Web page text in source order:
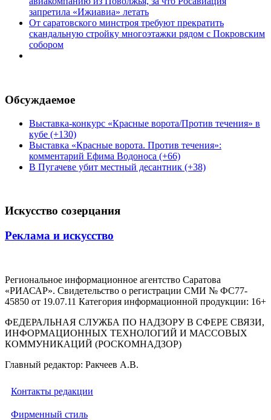
запретила «Ижиавиа» летать
От саратовского минстроя требуют прекратить
скандальную стройку многоэтажки рядом с Покровским
собором
Обсуждаемое
Выставка-конкурс «Красные ворота/Против течения» в
кубе (+130)
Выставка «Красные ворота. Против течения»:
комментарий Ефима Водоноса (+66)
В Пугачеве убит местный десантник (+38)
Искусство созерцания
Реклама и искусство
Региональное информационное агентство Саратова
«РИАСАР». Свидетельство о регистрации СМИ № ФС77-
45850 от 19.07.11 Категория информационной продукции: 16+
ФЕДЕРАЛЬНАЯ СЛУЖБА ПО НАДЗОРУ В СФЕРЕ СВЯЗИ,
ИНФОРМАЦИОННЫХ ТЕХНОЛОГИЙ И МАССОВЫХ
КОММУНИКАЦИЙ (РОСКОМНАДЗОР)
Главный редактор: Ракчеев А.В.
Контакты редакции
Фирменный стиль